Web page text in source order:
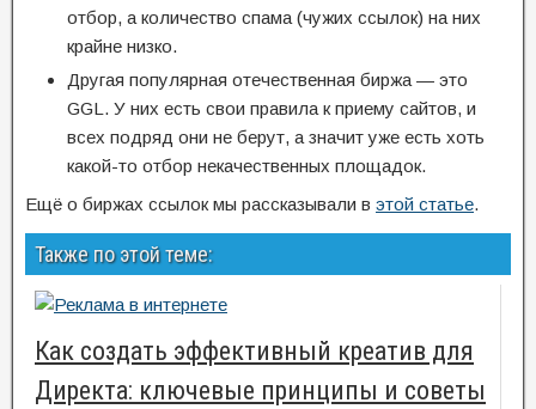
отбор, а количество спама (чужих ссылок) на них
крайне низко.
Другая популярная отечественная биржа — это
GGL. У них есть свои правила к приему сайтов, и
всех подряд они не берут, а значит уже есть хоть
какой-то отбор некачественных площадок.
Ещё о биржах ссылок мы рассказывали в этой статье.
Также по этой теме:
Как создать эффективный креатив для
Директа: ключевые принципы и советы